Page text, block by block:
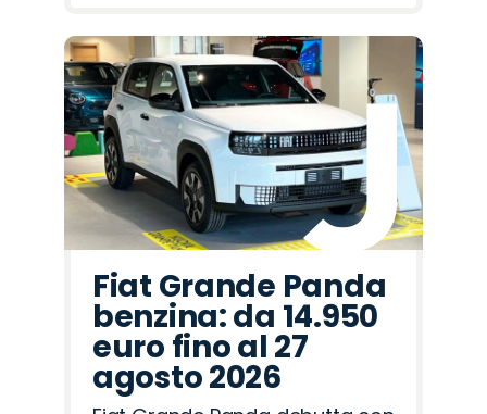
Fiat Grande Panda
benzina: da 14.950
euro fino al 27
agosto 2026